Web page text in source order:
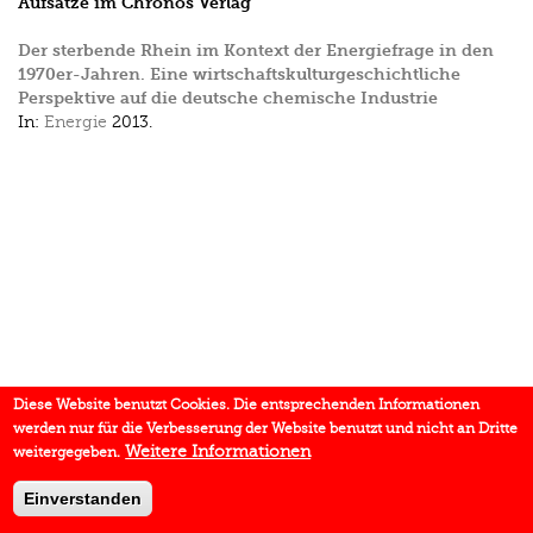
Der sterbende Rhein im Kontext der Energiefrage in den
1970er-Jahren. Eine wirtschaftskulturgeschichtliche
Perspektive auf die deutsche chemische Industrie
In: Energie 2013.
Diese Website benutzt Cookies. Die entsprechenden Informationen
werden nur für die Verbesserung der Website benutzt und nicht an Dritte
weitergegeben. Weitere Informationen
Einverstanden